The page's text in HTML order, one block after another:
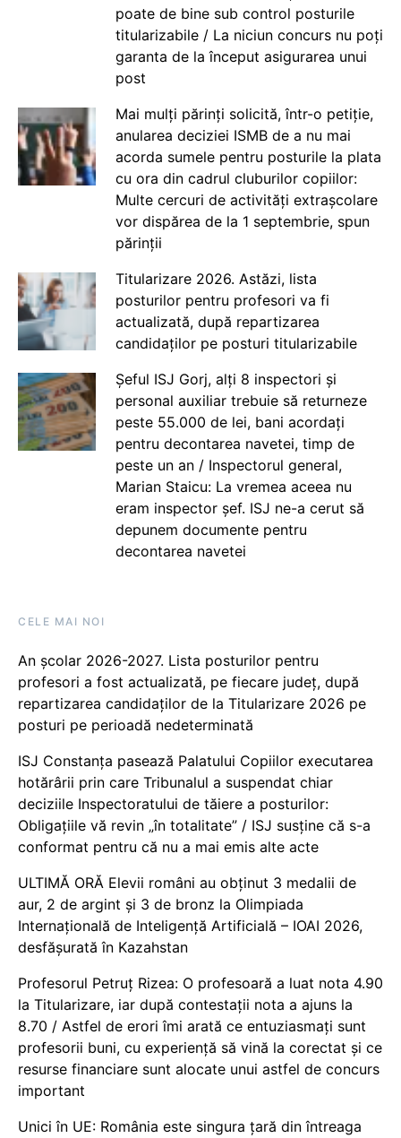
poate de bine sub control posturile
titularizabile / La niciun concurs nu poți
garanta de la început asigurarea unui
post
Mai mulți părinți solicită, într-o petiție,
anularea deciziei ISMB de a nu mai
acorda sumele pentru posturile la plata
cu ora din cadrul cluburilor copiilor:
Multe cercuri de activități extrașcolare
vor dispărea de la 1 septembrie, spun
părinții
Titularizare 2026. Astăzi, lista
posturilor pentru profesori va fi
actualizată, după repartizarea
candidaților pe posturi titularizabile
Șeful ISJ Gorj, alți 8 inspectori și
personal auxiliar trebuie să returneze
peste 55.000 de lei, bani acordați
pentru decontarea navetei, timp de
peste un an / Inspectorul general,
Marian Staicu: La vremea aceea nu
eram inspector șef. ISJ ne-a cerut să
depunem documente pentru
decontarea navetei
CELE MAI NOI
An școlar 2026-2027. Lista posturilor pentru
profesori a fost actualizată, pe fiecare județ, după
repartizarea candidaților de la Titularizare 2026 pe
posturi pe perioadă nedeterminată
ISJ Constanța pasează Palatului Copiilor executarea
hotărârii prin care Tribunalul a suspendat chiar
deciziile Inspectoratului de tăiere a posturilor:
Obligațiile vă revin „în totalitate” / ISJ susține că s-a
conformat pentru că nu a mai emis alte acte
ULTIMĂ ORĂ Elevii români au obținut 3 medalii de
aur, 2 de argint și 3 de bronz la Olimpiada
Internațională de Inteligență Artificială – IOAI 2026,
desfășurată în Kazahstan
Profesorul Petruț Rizea: O profesoară a luat nota 4.90
la Titularizare, iar după contestații nota a ajuns la
8.70 / Astfel de erori îmi arată ce entuziasmați sunt
profesorii buni, cu experiență să vină la corectat și ce
resurse financiare sunt alocate unui astfel de concurs
important
Unici în UE: România este singura țară din întreaga